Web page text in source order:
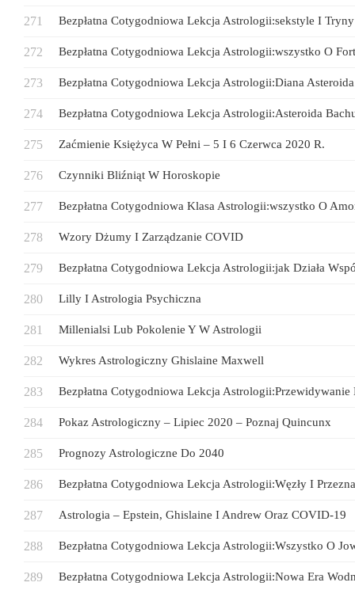
Bezpłatna Cotygodniowa Lekcja Astrologii:sekstyle I Tryny
Bezpłatna Cotygodniowa Lekcja Astrologii:wszystko O
Bezpłatna Cotygodniowa Lekcja Astrologii:Diana
Bezpłatna Cotygodniowa Lekcja Astrologii:Asteroida
Zaćmienie Księżyca W Pełni – 5 I 6 Czerwca 2020 R.
Czynniki Bliźniąt W Horoskopie
Bezpłatna Cotygodniowa Klasa Astrologii:wszystko O
Wzory Dżumy I Zarządzanie COVID
Bezpłatna Cotygodniowa Lekcja Astrologii:jak Działa
Lilly I Astrologia Psychiczna
Millenialsi Lub Pokolenie Y W Astrologii
Wykres Astrologiczny Ghislaine Maxwell
Bezpłatna Cotygodniowa Lekcja
Pokaz Astrologiczny – Lipiec 2020 – Poznaj Quincunx
Prognozy Astrologiczne Do 2040
Bezpłatna Cotygodniowa Lekcja Astrologii:Węzły I
Astrologia – Epstein, Ghislaine I Andrew Oraz COVID-19
Bezpłatna Cotygodniowa Lekcja Astrologii:Wszystko O
Bezpłatna Cotygodniowa Lekcja Astrologii:Nowa Era